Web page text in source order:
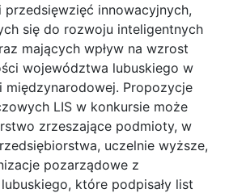
innowacyjnych,
się do rozwoju inteligentnych
mających wpływ na wzrost
województwa lubuskiego w
międzynarodowej. Propozycje
LIS w konkursie może
zrzeszające podmioty, w
uczelnie wyższe,
pozarządowe z
które podpisały list